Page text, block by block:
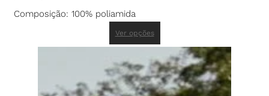
Composição: 100% poliamida
Ver opções